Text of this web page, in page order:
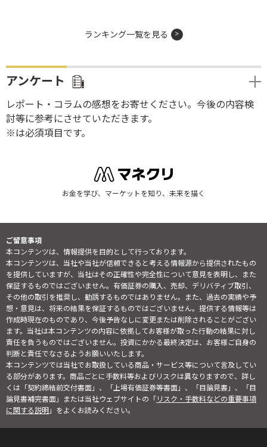
ランキング一覧を見る
アンケート
レポート・コラムの感想をお寄せください。今後の内容検
討等に参考にさせていただきます。
※は必須項目です。
お金を学び、マーケットを知り、未来を描く
ご留意事項
本コンテンツは、情報提供を目的として行っております。
本コンテンツは、当社や当社が信頼できると考える情報源から提供されたもの
を提供していますが、当社はその正確性や完全性について意見を表明し、また
保証するものではございません。有価証券の購入、売却、デリバティブ取引、
その他の取引を推奨し、勧誘するものではありません。また、過去の実績や予
想・意見は、将来の結果を保証するものではございません。提供する情報等は
作成時現在のものであり、今後予告なしに変更または削除されることがござい
ます。当社は本コンテンツの内容に依拠してお客様が取った行動の結果に対し
責任を負うものではございません。投資にかかる最終決定は、お客様ご自身の
判断と責任でなさるようお願いいたします。
本コンテンツでは当社でお取扱している商品・サービス等について言及してい
る部分があります。商品ごとに手数料等およびリスクは異なりますので、詳し
くは「契約締結前交付書面」、「上場有価証券等書面」、「目論見書」、「目
論見書補完書面」または当社ウェブサイトの「リスク・手数料などの重要事項
に関する説明」をよくお読みください。